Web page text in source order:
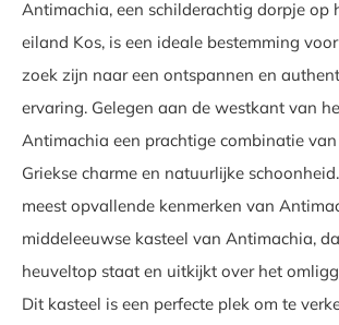
Antimachia, een schilderachtig dorpje op
eiland Kos, is een ideale bestemming
zoek zijn naar een ontspannen en
ervaring. Gelegen aan de westkant van
Antimachia een prachtige combinatie
Griekse charme en natuurlijke
meest opvallende kenmerken van
middeleeuwse kasteel van Antimachia,
heuveltop staat en uitkijkt over het
Dit kasteel is een perfecte plek om te